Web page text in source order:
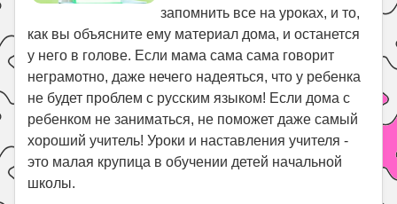
Поиск
запомнить все на уроках, и то,
как вы объясните ему материал дома, и останется
у него в голове. Если мама сама сама говорит
неграмотно, даже нечего надеяться, что у ребенка
не будет проблем с русским языком! Если дома с
ребенком не заниматься, не поможет даже самый
хороший учитель! Уроки и наставления учителя -
это малая крупица в обучении детей начальной
школы.